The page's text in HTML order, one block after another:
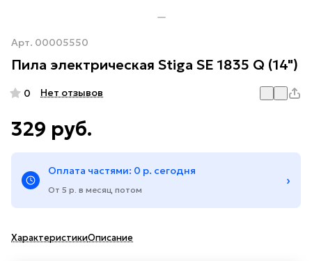
Арт. 00005550
Пила электрическая Stiga SE 1835 Q (14")
0 Нет отзывов
329 руб.
Оплата частями: 0 р. сегодня
От 5 р. в месяц потом
›
ХарактеристикиОписание